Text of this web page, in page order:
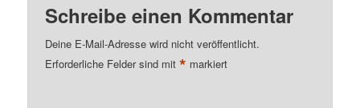
Schreibe einen Kommentar
Deine E-Mail-Adresse wird nicht veröffentlicht.
Erforderliche Felder sind mit* markiert